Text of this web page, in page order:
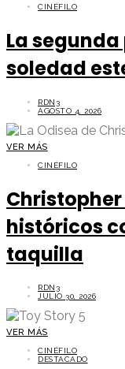
CINÉFILO
La
soledad
RDN3
AGOSTO 4, 2026
VER MÁS
CINÉFILO
históricos
taquilla
RDN3
JULIO 30, 2026
VER MÁS
CINÉFILO
DESTACADO